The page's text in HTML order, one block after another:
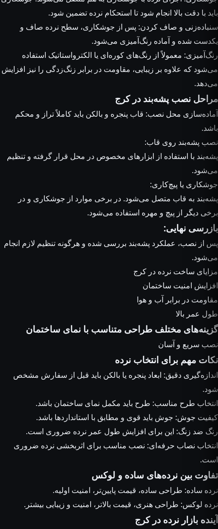
باید با دقت بالا انجام شود تا استحکام نرده تضمین شود.
سنباده‌زنی و صاف کردن: پس از جوشکاری، سطح نرده صاف و
یکدست شده و آماده رنگ‌آمیزی می‌شود.
رنگ‌آمیزی: معمولاً از رنگ‌های کوره‌ای یا الکترواستاتیک استفاده
می‌شود که علاوه بر زیبایی، مقاومت در برابر زنگ‌زدگی را نیز افزایش
می‌دهد.
مراحل نصب پشه‌بند در کرج
آماده‌سازی محل نصب: قاب پنجره و بالکن باید کاملاً تراز و محکم
باشد.
نصب پشه‌بند روی قاب:
پشه‌بند با استفاده از ابزارهای مخصوص در محل قرار گرفته و تنظیم
می‌شود.
جوشکاری یا پیچ‌کاری:
پشه‌بند به قاب متصل می‌شود. در برخی موارد از جوشکاری و در
برخی دیگر از پیچ و مهره استفاده می‌شود.
بازرسی نهایی:
پس از نصب، عملکرد پشه‌بند بررسی شده و هرگونه تنظیم لازم انجام
می‌شود.
مزایای ساخت نرده در کرج
افزایش امنیت ساختمان
مقاومت در برابر آب و هوا
طول عمر بالا
گزینه‌های مختلف طراحی متناسب با نمای ساختمان
نصب سریع و آسان
نکات مهم برای انتخاب نرده
اندازه‌گیری دقیق: ابعاد پنجره یا بالکن باید قبل از سفارش مشخص
شود.
انتخاب طرح مناسب: طرح باید مکمل نمای ساختمان باشد.
کیفیت جوش: جوش باید قوی و مطابق با استانداردها باشد.
رنگ ضد زنگ: این برای افزایش طول عمر نرده ضروری است.
انتخاب نصاب حرفه‌ای: نصب مناسب برای اثربخشی نرده ضروری
است.
تفاوت بین نرده‌های ساده و لوکس
نرده ساده: طراحی ساده، قیمت پایین‌تر، امنیت اولیه.
نرده لوکس: طراحی هنری، قیمت بالاتر، امنیت و زیبایی بیشتر.
آینده بازار نرده در کرج